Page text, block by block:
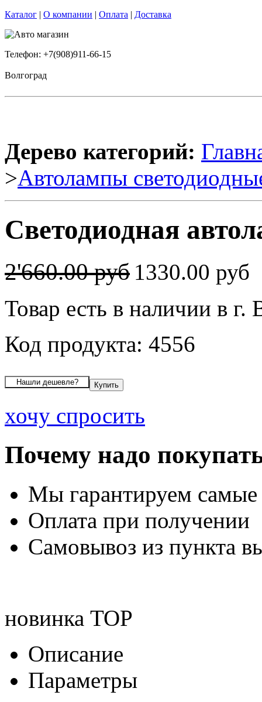
Каталог | О компании | Оплата | Доставка
Телефон: +7(908)911-66-15
Волгоград
Дерево категорий:
>Автолампы
Светодиодная
2'660.00 руб 1330.00 руб
Товар есть в наличии в г.
Код продукта: 4556
хочу спросить
Почему надо
Мы гарантируем
Оплата при получении
Самовывоз из пункта
новинка TOP
Описание
Параметры